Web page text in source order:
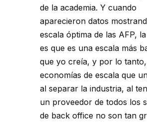
de la academia. Y cuando
aparecieron datos
escala óptima de las AFP,
es que es una escala más
que yo creía, y por lo
economías de escala que
al separar la industria, al
un proveedor de todos los
de back office no son tan